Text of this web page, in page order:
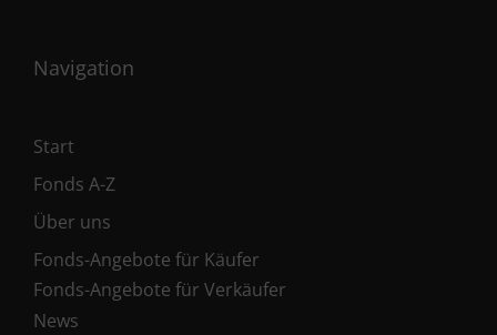
Navigation
Start
Fonds A-Z
Über uns
Fonds-Angebote für Käufer
Fonds-Angebote für Verkäufer
News